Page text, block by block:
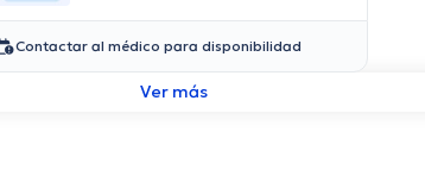
Contactar al médico para disponibilidad
Ver más